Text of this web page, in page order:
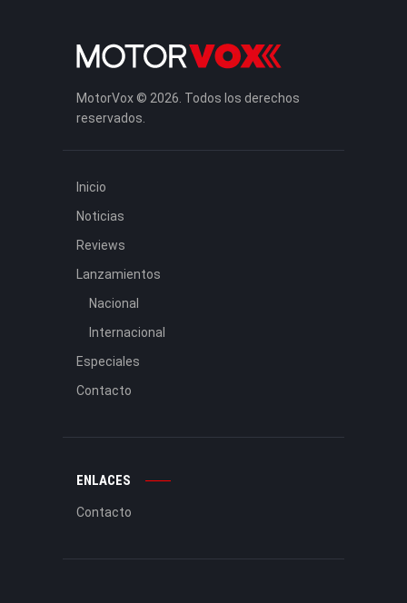
MotorVox © 2026. Todos los derechos
reservados.
Inicio
Noticias
Reviews
Lanzamientos
Nacional
Internacional
Especiales
Contacto
ENLACES
Contacto